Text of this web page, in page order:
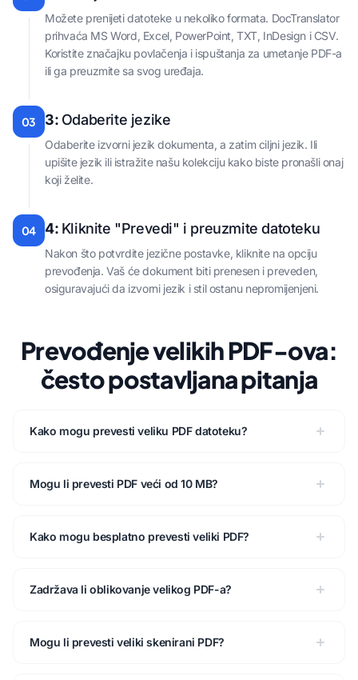
Možete prenijeti datoteke u nekoliko formata. DocTranslator
prihvaća MS Word, Excel, PowerPoint, TXT, InDesign i CSV.
Koristite značajku povlačenja i ispuštanja za umetanje PDF-a
ili ga preuzmite sa svog uređaja.
03 3: Odaberite jezike
Odaberite izvorni jezik dokumenta, a zatim ciljni jezik. Ili
upišite jezik ili istražite našu kolekciju kako biste pronašli onaj
koji želite.
04 4: Kliknite "Prevedi" i preuzmite datoteku
Nakon što potvrdite jezične postavke, kliknite na opciju
prevođenja. Vaš će dokument biti prenesen i preveden,
osiguravajući da izvorni jezik i stil ostanu nepromijenjeni.
Prevođenje velikih PDF-ova:
često postavljana pitanja
Kako mogu prevesti veliku PDF datoteku?
Mogu li prevesti PDF veći od 10 MB?
Kako mogu besplatno prevesti veliki PDF?
Zadržava li oblikovanje velikog PDF-a?
Mogu li prevesti veliki skenirani PDF?